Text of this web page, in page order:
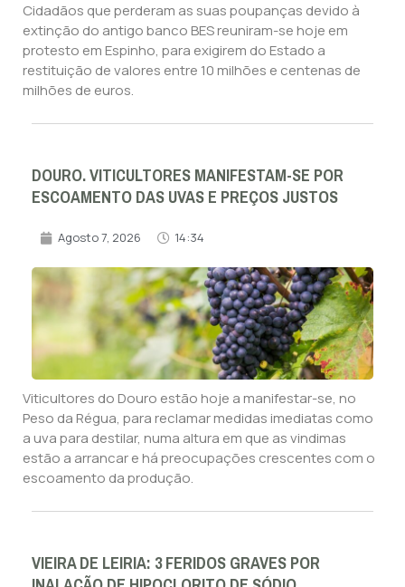
Cidadãos que perderam as suas poupanças devido à
extinção do antigo banco BES reuniram-se hoje em
protesto em Espinho, para exigirem do Estado a
restituição de valores entre 10 milhões e centenas de
milhões de euros.
DOURO. VITICULTORES MANIFESTAM-SE POR
ESCOAMENTO DAS UVAS E PREÇOS JUSTOS
Agosto 7, 2026 14:34
Viticultores do Douro estão hoje a manifestar-se, no
Peso da Régua, para reclamar medidas imediatas como
a uva para destilar, numa altura em que as vindimas
estão a arrancar e há preocupações crescentes com o
escoamento da produção.
VIEIRA DE LEIRIA: 3 FERIDOS GRAVES POR